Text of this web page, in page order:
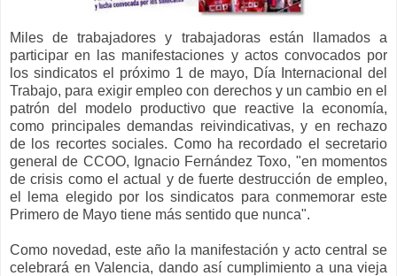
Miles de trabajadores y trabajadoras están llamados a
participar en las manifestaciones y actos convocados por
los sindicatos el próximo 1 de mayo, Día Internacional del
Trabajo, para exigir empleo con derechos y un cambio en el
patrón del modelo productivo que reactive la economía,
como principales demandas reivindicativas, y en rechazo
de los recortes sociales. Como ha recordado el secretario
general de CCOO, Ignacio Fernández Toxo, "en momentos
de crisis como el actual y de fuerte destrucción de empleo,
el lema elegido por los sindicatos para conmemorar este
Primero de Mayo tiene más sentido que nunca".
Como novedad, este año la manifestación y acto central se
celebrará en Valencia, dando así cumplimiento a una vieja